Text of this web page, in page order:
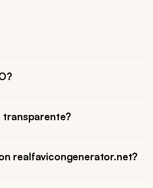
transparente?
realfavicongenerator.net?